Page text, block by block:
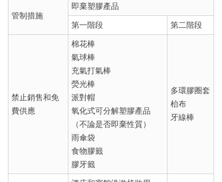
管制措施
即棄塑膠產品
第一階段 第二階段
禁止銷售和免
費供應
棉花棒
氣球棒
充氣打氣棒
熒光棒
派對帽
氧化式可分解塑膠產品
（不論是否即棄性質）
雨傘袋
食物膠籤
膠牙籤
多環膠圈套
枱布
牙線棒